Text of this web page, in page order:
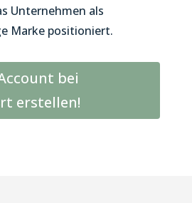
Unternehmen als
Marke positioniert.
bei
erstellen!